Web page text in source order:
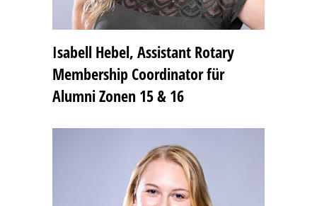
Isabell Hebel, Assistant Rotary
Membership Coordinator für
Alumni Zonen 15 & 16